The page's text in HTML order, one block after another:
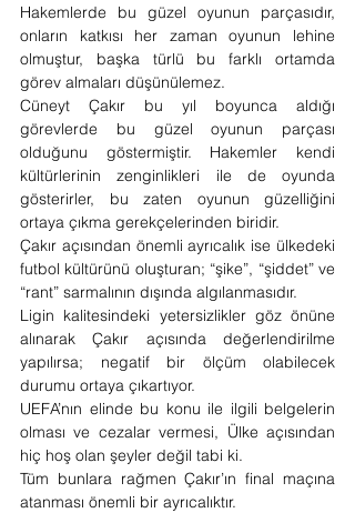
Hakemlerde bu güzel oyunun parçasıdır,
onların katkısı her zaman oyunun lehine
olmuştur, başka türlü bu farklı ortamda
görev almaları düşünülemez.
Cüneyt Çakır bu yıl boyunca aldığı
görevlerde bu güzel oyunun parçası
olduğunu göstermiştir. Hakemler kendi
kültürlerinin zenginlikleri ile de oyunda
gösterirler, bu zaten oyunun güzelliğini
ortaya çıkma gerekçelerinden biridir.
Çakır açısından önemli ayrıcalık ise ülkedeki
futbol kültürünü oluşturan; “şike”, “şiddet” ve
“rant” sarmalının dışında algılanmasıdır.
Ligin kalitesindeki yetersizlikler göz önüne
alınarak Çakır açısında değerlendirilme
yapılırsa; negatif bir ölçüm olabilecek
durumu ortaya çıkartıyor.
UEFA’nın elinde bu konu ile ilgili belgelerin
olması ve cezalar vermesi, Ülke açısından
hiç hoş olan şeyler değil tabi ki.
Tüm bunlara rağmen Çakır’ın final maçına
atanması önemli bir ayrıcalıktır.